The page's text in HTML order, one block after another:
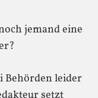
jemand eine
Behörden leider